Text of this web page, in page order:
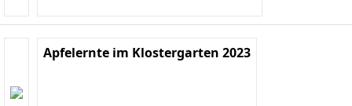
Apfelernte im Klostergarten 2023